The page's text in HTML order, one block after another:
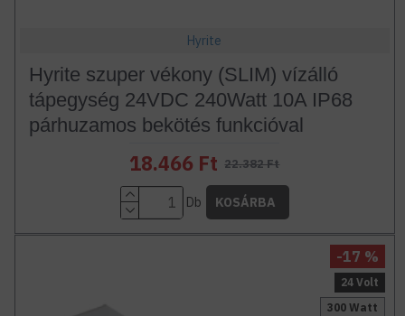
Hyrite
Hyrite szuper vékony (SLIM) vízálló
tápegység 24VDC 240Watt 10A IP68
párhuzamos bekötés funkcióval
18.466 Ft 22.382 Ft
Db KOSÁRBA
24 Volt
300 Watt
-17 %